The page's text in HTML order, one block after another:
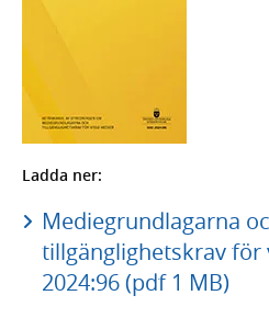
Ladda ner:
Mediegrundlagarna
tillgänglighetskrav för
2024:96 (pdf 1 MB)